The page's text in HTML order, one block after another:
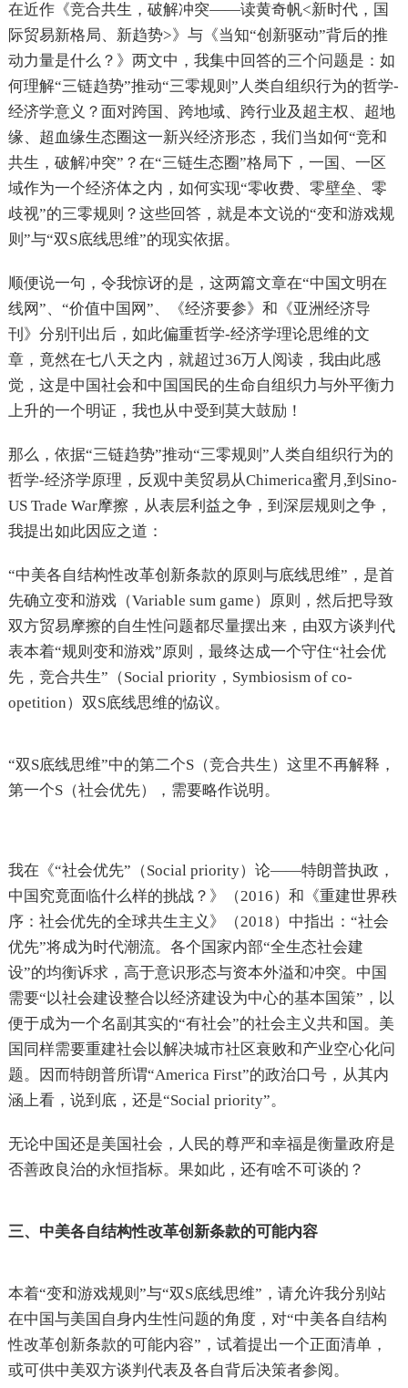
在近作《竞合共生，破解冲突——读黄奇帆<新时代，国
际贸易新格局、新趋势>》与《当知“创新驱动”背后的推
动力量是什么？》两文中，我集中回答的三个问题是：如
何理解“三链趋势”推动“三零规则”人类自组织行为的哲学-
经济学意义？面对跨国、跨地域、跨行业及超主权、超地
缘、超血缘生态圈这一新兴经济形态，我们当如何“竞和
共生，破解冲突”？在“三链生态圈”格局下，一国、一区
域作为一个经济体之内，如何实现“零收费、零壁垒、零
歧视”的三零规则？这些回答，就是本文说的“变和游戏规
则”与“双S底线思维”的现实依据。
顺便说一句，令我惊讶的是，这两篇文章在“中国文明在
线网”、“价值中国网”、《经济要参》和《亚洲经济导
刊》分别刊出后，如此偏重哲学-经济学理论思维的文
章，竟然在七八天之内，就超过36万人阅读，我由此感
觉，这是中国社会和中国国民的生命自组织力与外平衡力
上升的一个明证，我也从中受到莫大鼓励！
那么，依据“三链趋势”推动“三零规则”人类自组织行为的
哲学-经济学原理，反观中美贸易从Chimerica蜜月,到Sino-
US Trade War摩擦，从表层利益之争，到深层规则之争，
我提出如此因应之道：
“中美各自结构性改革创新条款的原则与底线思维”，是首
先确立变和游戏（Variable sum game）原则，然后把导致
双方贸易摩擦的自生性问题都尽量摆出来，由双方谈判代
表本着“规则变和游戏”原则，最终达成一个守住“社会优
先，竞合共生”（Social priority，Symbiosism of co-
opetition）双S底线思维的恊议。
“双S底线思维”中的第二个S（竞合共生）这里不再解释，
第一个S（社会优先），需要略作说明。
我在《“社会优先”（Social priority）论——特朗普执政，
中国究竟面临什么样的挑战？》（2016）和《重建世界秩
序：社会优先的全球共生主义》（2018）中指出：“社会
优先”将成为时代潮流。各个国家内部“全生态社会建
设”的均衡诉求，高于意识形态与资本外溢和冲突。中国
需要“以社会建设整合以经济建设为中心的基本国策”，以
便于成为一个名副其实的“有社会”的社会主义共和国。美
国同样需要重建社会以解决城市社区衰败和产业空心化问
题。因而特朗普所谓“America First”的政治口号，从其内
涵上看，说到底，还是“Social priority”。
无论中国还是美国社会，人民的尊严和幸福是衡量政府是
否善政良治的永恒指标。果如此，还有啥不可谈的？
三、中美各自结构性改革创新条款的可能内容
本着“变和游戏规则”与“双S底线思维”，请允许我分别站
在中国与美国自身内生性问题的角度，对“中美各自结构
性改革创新条款的可能内容”，试着提出一个正面清单，
或可供中美双方谈判代表及各自背后决策者参阅。